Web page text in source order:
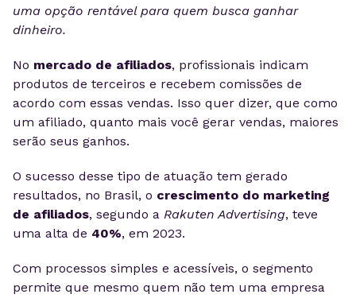
uma opção rentável para quem busca ganhar
dinheiro.
No mercado de afiliados, profissionais indicam
produtos de terceiros e recebem comissões de
acordo com essas vendas. Isso quer dizer, que como
um afiliado, quanto mais você gerar vendas, maiores
serão seus ganhos.
O sucesso desse tipo de atuação tem gerado
resultados, no Brasil, o crescimento do marketing
de afiliados, segundo a Rakuten Advertising, teve
uma alta de 40%, em 2023.
Com processos simples e acessíveis, o segmento
permite que mesmo quem não tem uma empresa